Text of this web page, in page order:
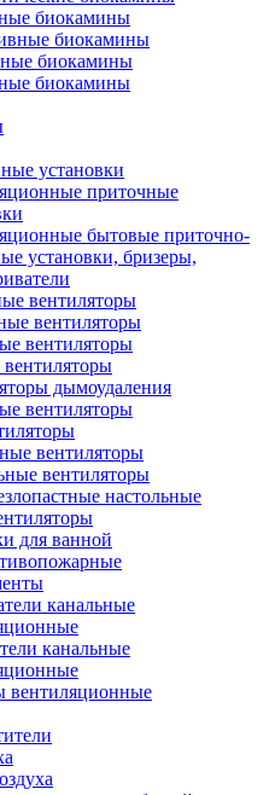
биокамины
биокамины
биокамины
биокамины
установки
приточные
бытовые приточно-
установки, бризеры,
вентиляторы
вентиляторы
вентиляторы
дымоудаления
вентиляторы
вентиляторы
вентиляторы
настольные
для ванной
канальные
канальные
вентиляционные